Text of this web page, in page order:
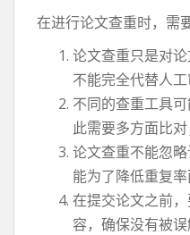
在进行论文查重时，需
论文查重只是对论
不能完全代替人工
不同的查重工具
此需要多方面比对
论文查重不能忽
能为了降低重复率
在提交论文之前
容，确保没有被误